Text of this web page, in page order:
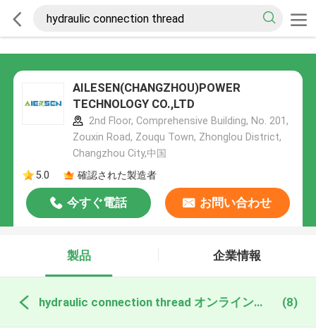
AILESEN(CHANGZHOU)POWER
TECHNOLOGY CO.,LTD
2nd Floor, Comprehensive Building, No. 201,
Zouxin Road, Zouqu Town, Zhonglou District,
Changzhou City,中国
5.0
確認された製造者
今すぐ電話 お問い合わせ
製品 企業情報
hydraulic connection thread オンライン製造 (8)